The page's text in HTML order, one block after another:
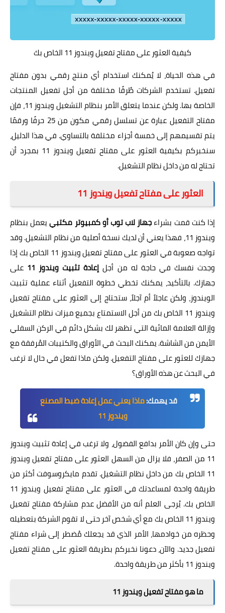
كيفية العثور على مفتاح تفعيل ويندوز 11 الخاص بك
في هذه الحياة، لا يُمكنك استخدام أي منتج رقمي بدون مفتاح
تفعيل. تستخدم الشركات طُرقًا مختلفة من أجل تفعيل المنتجات
الخاصة بها. ولكن عندما يتعلق الأمر بنظام التشغيل ويندوز 11، فإن
مفتاح التفعيل عبارة عن تسلسل رقمي مكون من 25 حرفًا ورقمًا
يتم تقسيمهم إلى خمسة أجزاء مختلفة بالتساوي. في هذا الدليل،
سنخبركم بكيفية العثور على مفتاح تفعيل ويندوز 11 بمجرد أن
تحتاج له من داخل نظام التشغيل.
العثور على مفتاح تفعيل ويندوز 11
إذا كنت قمت بشراءجهاز لاب توب أو كمبيوتر مكتبييعمل بنظام
ويندوز 11، فهذا يعني أن لديك نسخة أصلية من نظام التشغيل. وقد
تواجه صعوبة في العثور على مفتاح تفعيل ويندوز 11 الخاص بك إذا
وجدت نفسك في حاجة له من أجل إعادة تثبيت ويندوز 11
على
جهازك. بالتأكيد، يمكنك تخطي خطوة التفعيل أثناء عملية تثبيت
الويندوز، ولكن عاجلاً أم آجلاً، ستحتاج إلى العثور على مفتاح تفعيل
ويندوز 11 الخاص بك من أجل الاستمتاع بجميع ميزات نظام التشغيل
وإزالة العلامة المائية التي تظهر لك بشكل دائم في الركن السفلي
الأيمن من الشاشة. يمكنك البحث في الأوراق والكتيبات المُرفقة مع
جهازك للعثور على مفتاح التفعيل. ولكن ماذا تفعل في حال لا ترغب
في البحث عن هذه الأوراق؟
قد يهمك:ماذا يعني عمل إعادة ضبط المصنع
ويندوز 11
حتى وإن كان الأمر بدافع الفضول، ولا ترغب في إعادة تثبيت ويندوز
11 من الصفر، فلا يزال من السهل العثور على مفتاح تفعيل ويندوز
11 الخاص بك من داخل نظام التشغيل. تقدم مايكروسوفت أكثر من
طريقة واحدة لمساعدتك في العثور على مفتاح تفعيل ويندوز 11
الخاص بك. يُرجى العلم أنه من الأفضل عدم مشاركة مفتاح تفعيل
ويندوز 11 الخاص بك مع أي شخص آخر حتى لا تقوم الشركة بتعطيله
وحظره من خوادمها، الأمر الذي قد يجعلك مُضطر إلى شراء مفتاح
تفعيل جديد. والآن، دعونا نخبركم بطريقة العثور على مفتاح تفعيل
ويندوز 11 بأكثر من طريقة واحدة.
ما هو مفتاح تفعيل ويندوز 11